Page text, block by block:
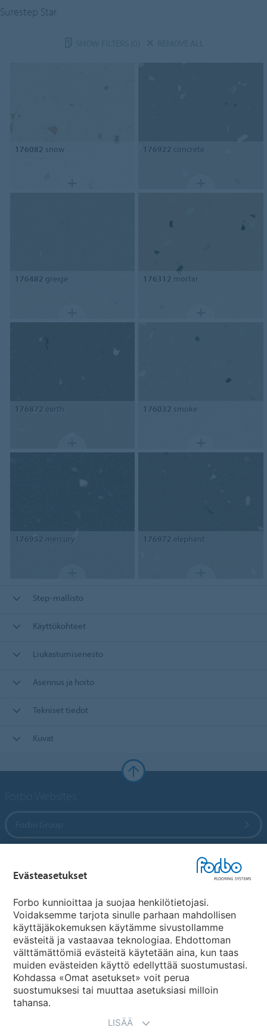
Surestep Star
176082 snow 176922 concrete
176482 greige 176312 mortar
176872 earth 176032 smoke
176952 mercury 176972 elephant
Step-mallisto
Käyttökohteet
Liukastumisenesto
Asennus ja hoito
Tekniset tiedot
Kuvat
Maakohtaiset sivut
Valitse maa
Evästeasetukset
Forbo kunnioittaa ja suojaa henkilötietojasi.
Voidaksemme tarjota sinulle parhaan mahdollisen
käyttäjäkokemuksen käytämme sivustollamme
evästeitä ja vastaavaa teknologiaa. Ehdottoman
välttämättömiä evästeitä käytetään aina, kun taas
muiden evästeiden käyttö edellyttää suostumustasi.
Kohdassa «Omat asetukset» voit perua
suostumuksesi tai muuttaa asetuksiasi milloin
tahansa.
LISÄÄ